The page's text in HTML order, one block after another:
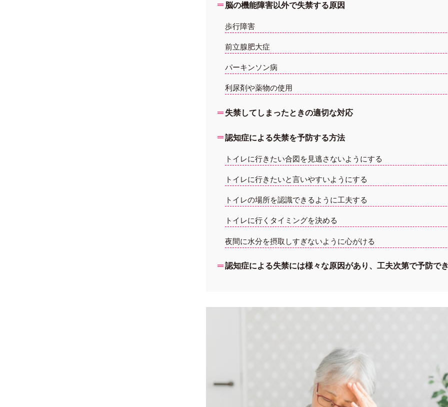
脳の機能障害以外で失禁する原因
歩行障害
前立腺肥大症
パーキンソン病
利尿剤や薬物の使用
失禁してしまったときの適切な対応
認知症による失禁を予防する方法
トイレに行きたい合図を見逃さないようにする
トイレに行きたいと言いやすいようにする
トイレの場所を認識できるように工夫する
トイレに行くタイミングを決める
夜間に水分を摂取しすぎないように心がける
認知症による失禁には様々な原因があり、工夫次第で予防で